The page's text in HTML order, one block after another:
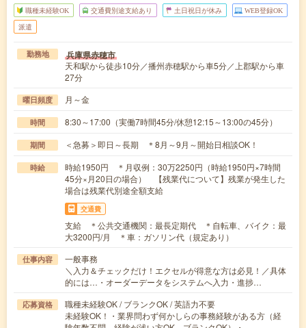
職種未経験OK 交通費別途支給あり 土日祝日が休み WEB登録OK
派遣
勤務地 兵庫県赤穂市
天和駅から徒歩10分／播州赤穂駅から車5分／上郡駅から車
27分
曜日頻度 月～金
時間 8:30～17:00（実働7時間45分/休憩12:15～13:00の45分）
期間 ＜急募＞即日～長期 ＊8月～9月～開始日相談OK！
時給
時給1950円 ＊月収例：30万2250円（時給1950円×7時間
45分×月20日の場合） 【残業代について】残業が発生した
場合は残業代別途全額支給
交通費
支給 ＊公共交通機関：最長定期代 ＊自転車、バイク：最
大3200円/月 ＊車：ガソリン代（規定あり）
仕事内容
一般事務
＼入力＆チェックだけ！エクセルが得意な方は必見！／具体
的には…・オーダーデータをシステムへ入力・進捗…
応募資格
職種未経験OK / ブランクOK / 英語力不要
未経験OK！・業界問わず何かしらの事務経験がある方（経